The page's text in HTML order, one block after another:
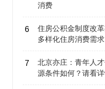
消费
6
住房公积金制度改
多样化住房消费需求
7
北京亦庄：青年人
源条件如何？请看